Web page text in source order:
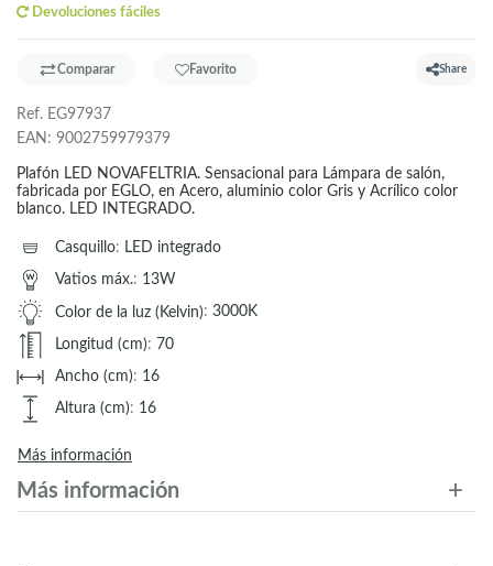
Devoluciones fáciles
Comparar Favorito Share
Ref. EG97937
EAN: 9002759979379
Plafón LED NOVAFELTRIA. Sensacional para Lámpara de salón,
fabricada por EGLO, en Acero, aluminio color Gris y Acrílico color
blanco. LED INTEGRADO.
Casquillo: LED integrado
Vatios máx.: 13W
Color de la luz (Kelvin): 3000K
Longitud (cm): 70
Ancho (cm): 16
Altura (cm): 16
Más información
Más información